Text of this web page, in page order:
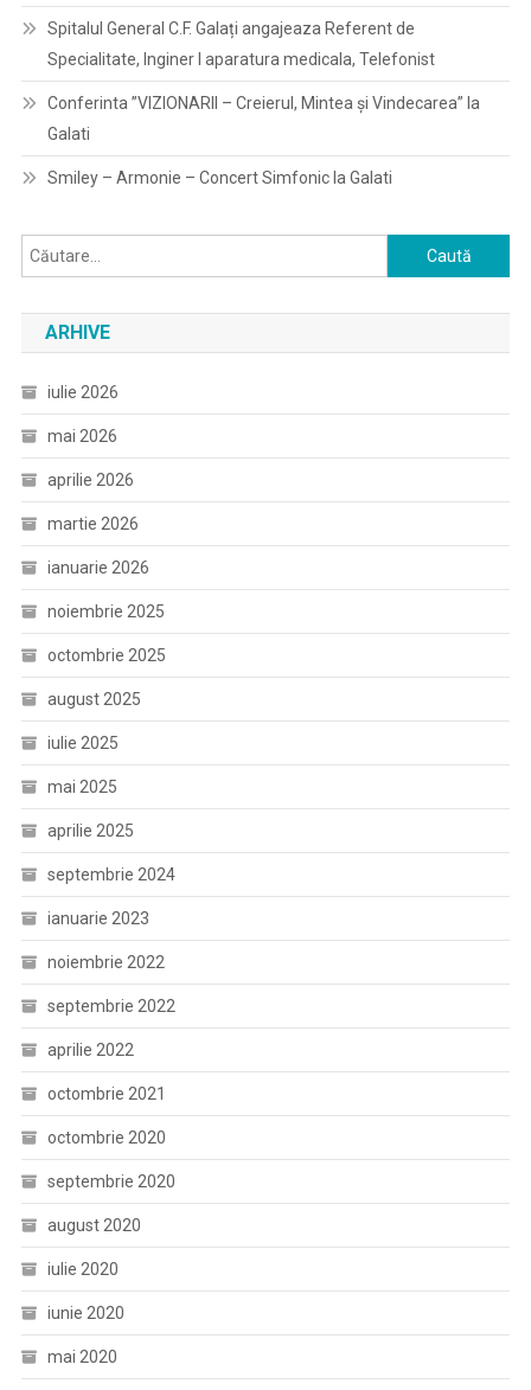
Spitalul General C.F. Galați angajeaza Referent de
Specialitate, Inginer I aparatura medicala, Telefonist
Conferinta ”VIZIONARII – Creierul, Mintea și Vindecarea” la
Galati
Smiley – Armonie – Concert Simfonic la Galati
Caută
după:
ARHIVE
iulie 2026
mai 2026
aprilie 2026
martie 2026
ianuarie 2026
noiembrie 2025
octombrie 2025
august 2025
iulie 2025
mai 2025
aprilie 2025
septembrie 2024
ianuarie 2023
noiembrie 2022
septembrie 2022
aprilie 2022
octombrie 2021
octombrie 2020
septembrie 2020
august 2020
iulie 2020
iunie 2020
mai 2020